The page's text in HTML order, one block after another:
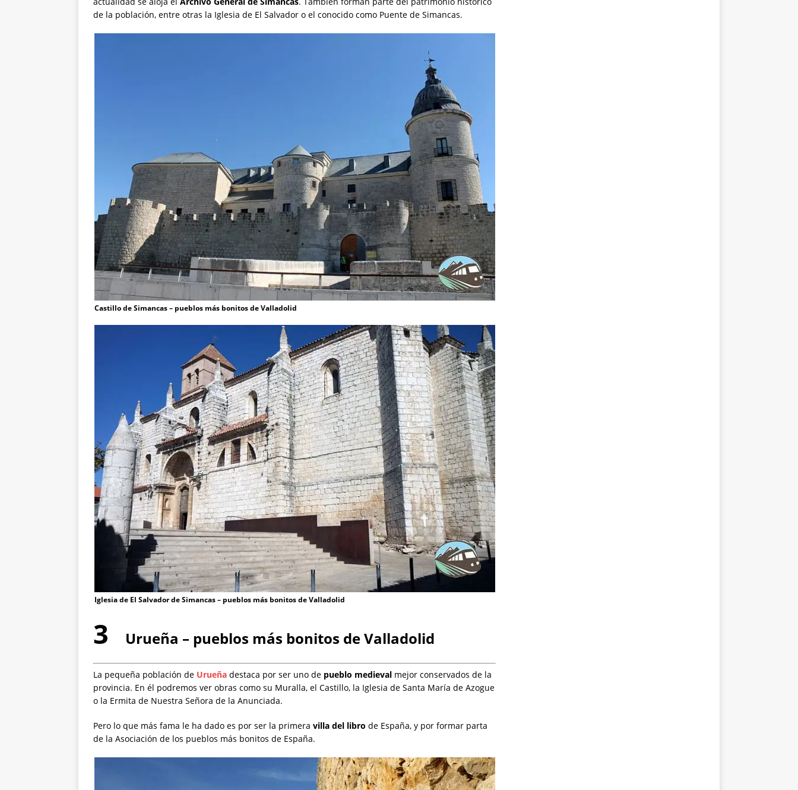
de la población, entre otras la Iglesia de El Salvador o el conocido como Puente de Simancas.
Castillo de Simancas – pueblos más bonitos de Valladolid
Iglesia de El Salvador de Simancas – pueblos más bonitos de Valladolid
3 Urueña – pueblos más bonitos de Valladolid
La pequeña población de Urueña destaca por ser uno de pueblo medieval mejor conservados de la
provincia. En él podremos ver obras como su Muralla, el Castillo, la Iglesia de Santa María de Azogue
o la Ermita de Nuestra Señora de la Anunciada.
Pero lo que más fama le ha dado es por ser la primera villa del libro de España, y por formar parta
de la Asociación de los pueblos más bonitos de España.